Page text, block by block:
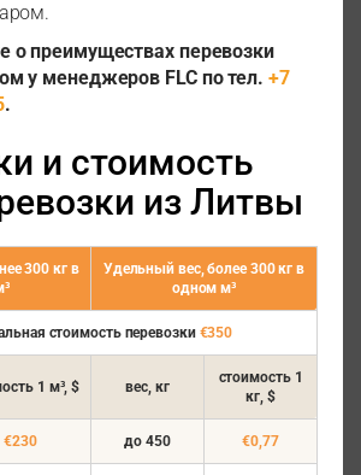
о преимуществах перевозки
у менеджеров FLC по тел. +7
.
и стоимость
из Литвы
300 кг в
Удельный вес, более 300 кг в
одном м³
стоимость перевозки €350
1 м³, $ вес, кг
стоимость 1
кг, $
€230 до 450 €0,77